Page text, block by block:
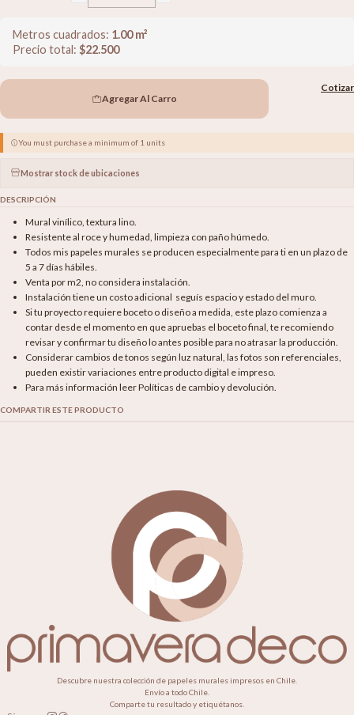
Metros cuadrados: 1.00m²
Precio total: $22.500
Agregar Al Carro
Cotizar
You must purchase a minimum of 1 units
Mostrar stock de ubicaciones
DESCRIPCIÓN
Mural vinílico, textura lino.
Resistente al roce y humedad, limpieza con paño húmedo.
Todos mis papeles murales se producen especialmente para ti en un plazo de
5 a 7 días hábiles.
Venta por m2, no considera instalación.
Instalación tiene un costo adicional seguís espacio y estado del muro.
Si tu proyecto requiere boceto o diseño a medida, este plazo comienza a
contar desde el momento en que apruebas el boceto final, te recomiendo
revisar y confirmar tu diseño lo antes posible para no atrasar la producción.
Considerar cambios de tonos según luz natural, las fotos son referenciales,
pueden existir variaciones entre producto digital e impreso.
Para más información leer Políticas de cambio y devolución.
COMPARTIR ESTE PRODUCTO
Descubre nuestra colección de papeles murales impresos en Chile.
Envío a todo Chile.
Comparte tu resultado y etiquétanos.